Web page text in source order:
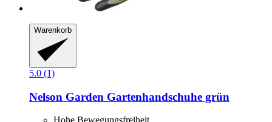
Warenkorb
5.0 (1)
Nelson Garden Gartenhandschuhe grün